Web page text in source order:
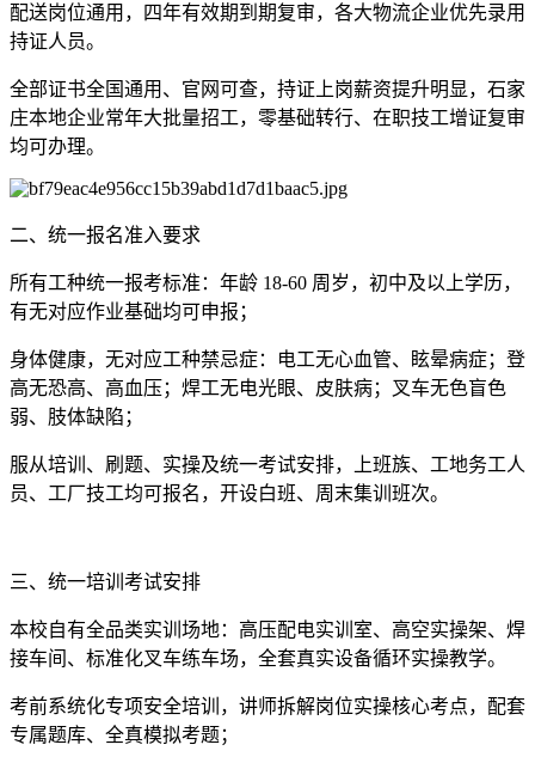
配送岗位通用，四年有效期到期复审，各大物流企业优先录用
持证人员。
全部证书全国通用、官网可查，持证上岗薪资提升明显，石家
庄本地企业常年大批量招工，零基础转行、在职技工增证复审
均可办理。
二、统一报名准入要求
所有工种统一报考标准：年龄 18-60 周岁，初中及以上学历，
有无对应作业基础均可申报；
身体健康，无对应工种禁忌症：电工无心血管、眩晕病症；登
高无恐高、高血压；焊工无电光眼、皮肤病；叉车无色盲色
弱、肢体缺陷；
服从培训、刷题、实操及统一考试安排，上班族、工地务工人
员、工厂技工均可报名，开设白班、周末集训班次。
三、统一培训考试安排
本校自有全品类实训场地：高压配电实训室、高空实操架、焊
接车间、标准化叉车练车场，全套真实设备循环实操教学。
考前系统化专项安全培训，讲师拆解岗位实操核心考点，配套
专属题库、全真模拟考题；